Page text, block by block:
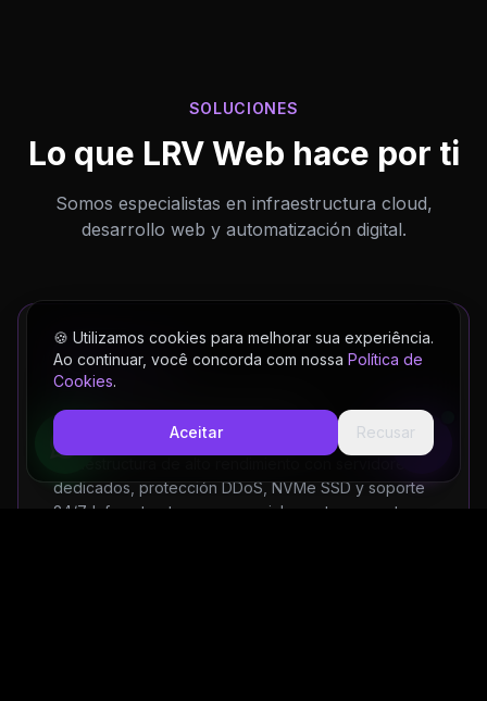
SOLUCIONES
Lo que LRV Web hace por ti
Somos especialistas en infraestructura cloud,
desarrollo web y automatización digital.
Principal
Hospedaje Cloud & VPS
dedicados, protección DDoS, NVMe SSD y soporte
24/7. Infraestructura empresarial para tu proyecto.
🍪 Utilizamos cookies para melhorar sua experiência.
Ao continuar, você concorda com nossa Política de
Cookies.
Aceitar Recusar